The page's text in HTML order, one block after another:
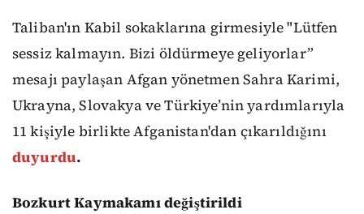
Taliban'ın Kabil sokaklarına girmesiyle "Lütfen
sessiz kalmayın. Bizi öldürmeye geliyorlar”
mesajı paylaşan Afgan yönetmen Sahra Karimi,
Ukrayna, Slovakya ve Türkiye’nin yardımlarıyla
11 kişiyle birlikte Afganistan'dan çıkarıldığını
duyurdu.
Bozkurt Kaymakamı değiştirildi